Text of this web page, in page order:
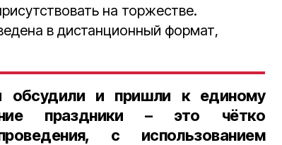
на торжестве.
в дистанционный формат,
обсудили и пришли к единому
праздники – это чётко
с использованием